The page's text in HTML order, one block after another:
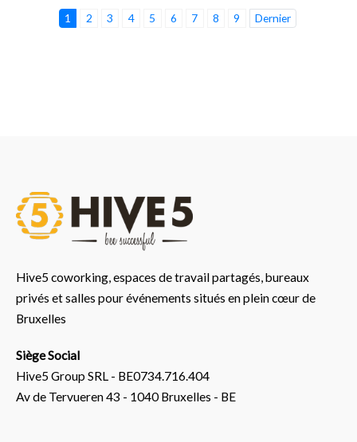
1 2 3 4 5 6 7 8 9 Dernier
Hive5 coworking, espaces de travail partagés, bureaux
privés et salles pour événements situés en plein cœur de
Bruxelles
Siège Social
Hive5 Group SRL - BE0734.716.404
Av de Tervueren 43 - 1040 Bruxelles - BE